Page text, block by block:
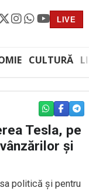
LIVE
CULTURĂ
WHATSAPP
Tesla, pe
și
politică și pentru